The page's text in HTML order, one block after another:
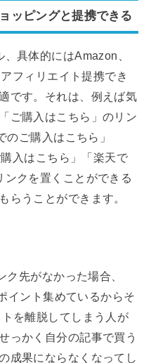
ッピングと提携できる
具体的にはAmazon、
フィリエイト提携でき
です。それは、例えば気
ご購入はこちら」のリン
ご購入はこちら」
入はこちら」「楽天で
クを置くことができる
らうことができます。
先がなかった場合、
イント集めているからそ
を離脱してしまう人が
っかく自分の記事で買う
成果にならなくなってし